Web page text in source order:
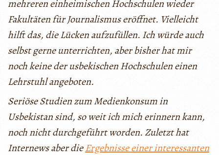
mehreren einheimischen Hochschulen wieder
Fakultäten für Journalismus eröffnet. Vielleicht
hilft das, die Lücken aufzufüllen. Ich würde auch
selbst gerne unterrichten, aber bisher hat mir
noch keine der usbekischen Hochschulen einen
Lehrstuhl angeboten.
Seriöse Studien zum Medienkonsum in
Usbekistan sind, so weit ich mich erinnern kann,
noch nicht durchgeführt worden. Zuletzt hat
Internews aber dieErgebnisse einer interessanten